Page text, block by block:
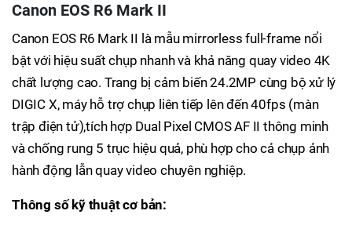
Canon EOS R6 Mark II
Canon EOS R6 Mark II là mẫu mirrorless full-frame nổi
bật với hiệu suất chụp nhanh và khả năng quay video 4K
chất lượng cao. Trang bị cảm biến 24.2MP cùng bộ xử lý
DIGIC X, máy hỗ trợ chụp liên tiếp lên đến 40fps (màn
trập điện tử),tích hợp Dual Pixel CMOS AF II thông minh
và chống rung 5 trục hiệu quả, phù hợp cho cả chụp ảnh
hành động lẫn quay video chuyên nghiệp.
Thông số kỹ thuật cơ bản: